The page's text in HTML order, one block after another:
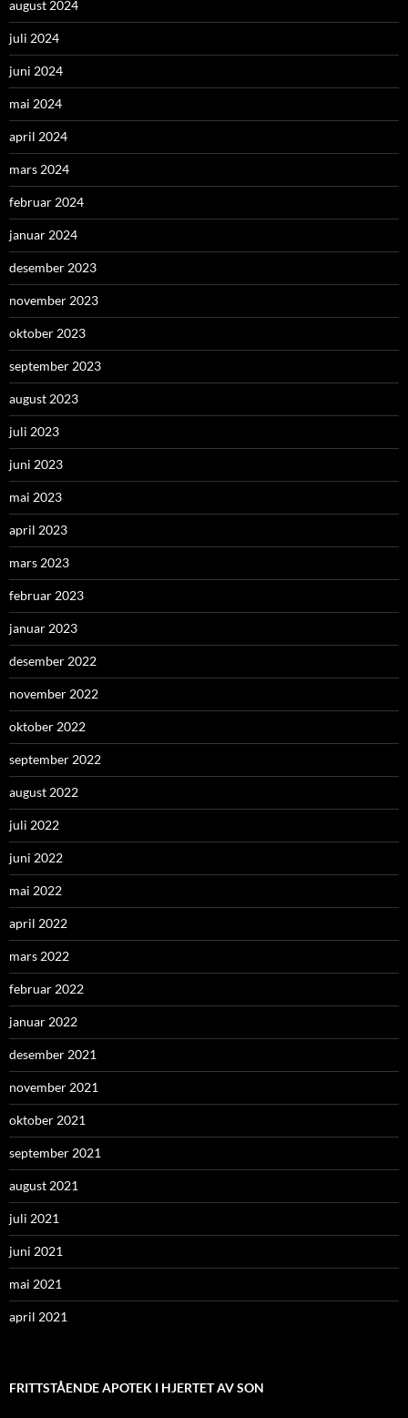
august 2024
juli 2024
juni 2024
mai 2024
april 2024
mars 2024
februar 2024
januar 2024
desember 2023
november 2023
oktober 2023
september 2023
august 2023
juli 2023
juni 2023
mai 2023
april 2023
mars 2023
februar 2023
januar 2023
desember 2022
november 2022
oktober 2022
september 2022
august 2022
juli 2022
juni 2022
mai 2022
april 2022
mars 2022
februar 2022
januar 2022
desember 2021
november 2021
oktober 2021
september 2021
august 2021
juli 2021
juni 2021
mai 2021
april 2021
FRITTSTÅENDE APOTEK I HJERTET AV SON